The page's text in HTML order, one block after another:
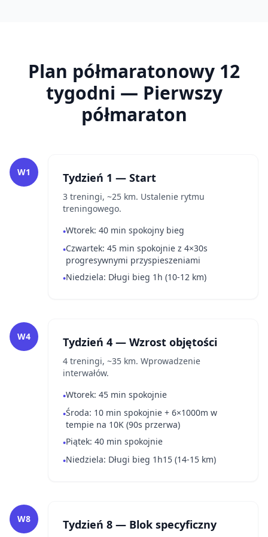
Plan półmaratonowy 12
tygodni — Pierwszy
półmaraton
W1 Tydzień 1 — Start
3 treningi, ~25 km. Ustalenie rytmu
treningowego.
•Wtorek: 40 min spokojny bieg
•Czwartek: 45 min spokojnie z 4×30s
progresywnymi przyspieszeniami
•Niedziela: Długi bieg 1h (10-12 km)
W4 Tydzień 4 — Wzrost objętości
4 treningi, ~35 km. Wprowadzenie
interwałów.
•Wtorek: 45 min spokojnie
•Środa: 10 min spokojnie + 6×1000m w
tempie na 10K (90s przerwa)
•Piątek: 40 min spokojnie
•Niedziela: Długi bieg 1h15 (14-15 km)
W8 Tydzień 8 — Blok specyficzny